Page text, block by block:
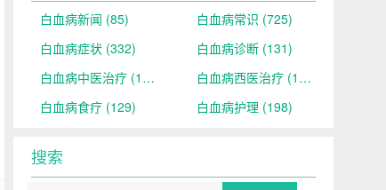
白血病新闻 (85) 白血病常识 (725)
白血病症状 (332) 白血病诊断 (131)
白血病中医治疗 (190) 白血病西医治疗 (159)
白血病食疗 (129) 白血病护理 (198)
搜索